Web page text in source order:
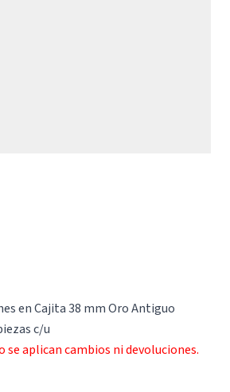
en Cajita 38 mm Oro Antiguo
c/u
se aplican cambios ni devoluciones.